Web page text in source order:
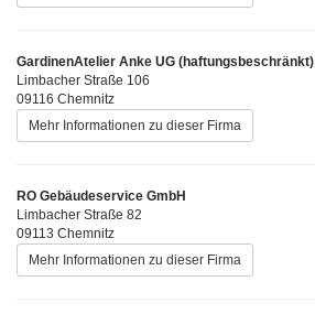
GardinenAtelier Anke UG (haftungsbeschränkt)
Limbacher Straße 106
09116 Chemnitz
Mehr Informationen zu dieser Firma
RO Gebäudeservice GmbH
Limbacher Straße 82
09113 Chemnitz
Mehr Informationen zu dieser Firma